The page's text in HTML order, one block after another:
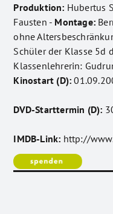
Produktion: Hubertus
Fausten - Montage:
ohne
Schüler der Klasse 5d
Klassenlehrerin:
Kinostart (D):
DVD-Starttermin (D):
IMDB-Link: http://